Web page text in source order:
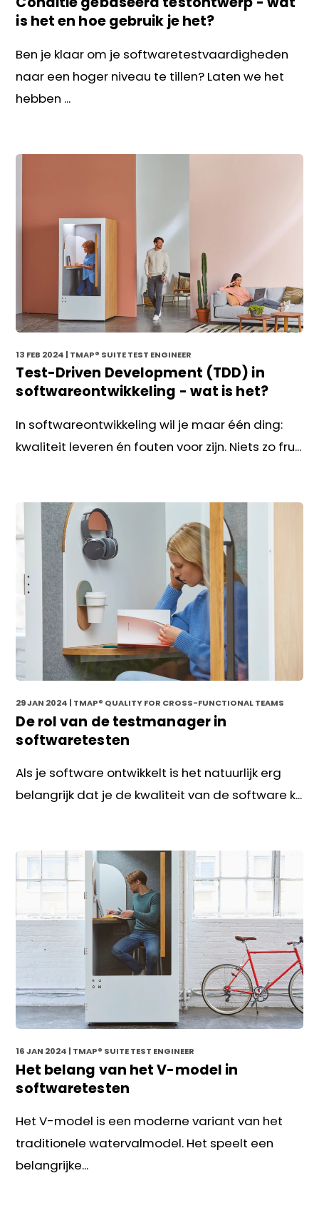
is het en hoe gebruik je het?
Ben je klaar om je softwaretestvaardigheden
naar een hoger niveau te tillen? Laten we het
hebben ...
13 FEB 2024 | TMAP® SUITE TEST ENGINEER
Test-Driven Development (TDD) in
softwareontwikkeling - wat is het?
In softwareontwikkeling wil je maar één ding:
kwaliteit leveren én fouten voor zijn. Niets zo fru...
29 JAN 2024 | TMAP® QUALITY FOR CROSS-FUNCTIONAL TEAMS
De rol van de testmanager in
softwaretesten
Als je software ontwikkelt is het natuurlijk erg
belangrijk dat je de kwaliteit van de software k...
16 JAN 2024 | TMAP® SUITE TEST ENGINEER
Het belang van het V-model in
softwaretesten
Het V-model is een moderne variant van het
traditionele watervalmodel. Het speelt een
belangrijke...